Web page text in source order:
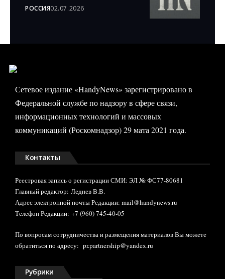
РОССИЯ02.07.2026
Сетевое издание «HandyNews» зарегистрировано в
Федеральной службе по надзору в сфере связи,
информационных технологий и массовых
коммуникаций (Роскомнадзор) 29 мата 2021 года.
Контакты
Реестровая запись о регистрации СМИ: ЭЛ № ФС77-80681
Главный редактор: Леднев В.В.
Адрес электронной почты Редакции: mail@handynews.ru
Телефон Редакции: +7 (960) 745-40-05
По вопросам сотрудничества и размещения материалов Вы можете
обратиться по адресу: pr.partnership@yandex.ru
Рубрики